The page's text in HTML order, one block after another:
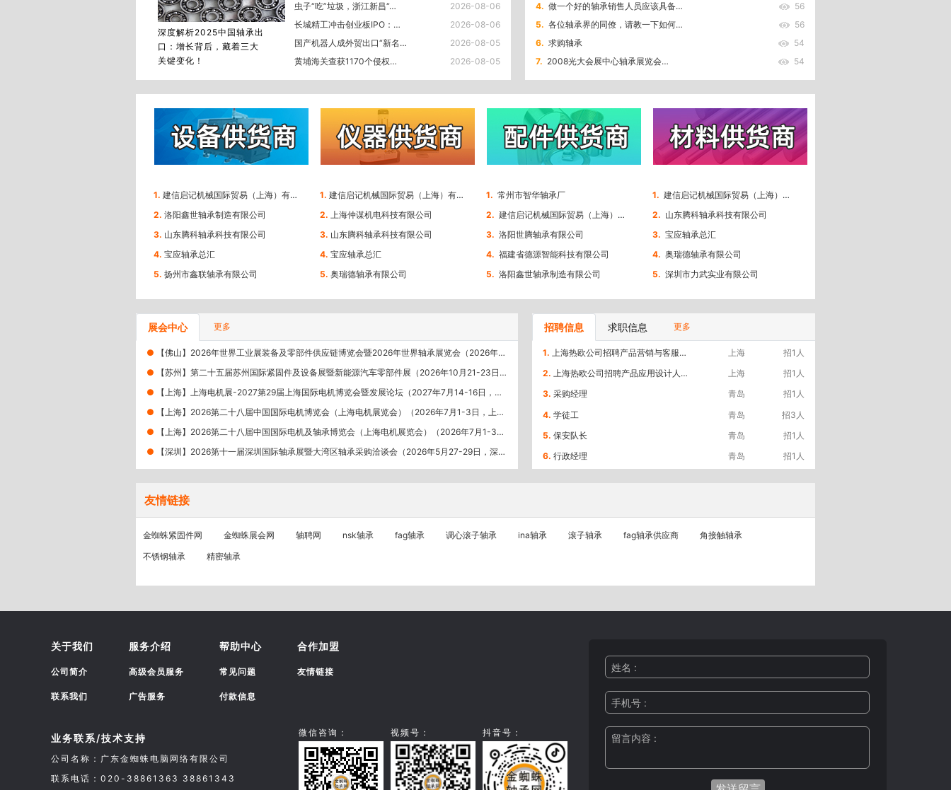
深度解析2025中国轴承出
口：增长背后，藏着三大
关键变化！
虫子“吃”垃圾，浙江新昌“…
2026-08-06
长城精工冲击创业板IPO：…
2026-08-06
国产机器人成外贸出口“新名…
2026-08-05
黄埔海关查获1170个侵权…
2026-08-05
4. 做一个好的轴承销售人员应该具备…
56
5. 各位轴承界的同僚，请教一下如何…
56
6. 求购轴承
54
7. 2008光大会展中心轴承展览会… 54
1. 建信启记机械国际贸易（上海）有限公司
2. 洛阳鑫世轴承制造有限公司
3. 山东腾科轴承科技有限公司
4. 宝应轴承总汇
5. 扬州市鑫联轴承有限公司
1. 建信启记机械国际贸易（上海）有限公司
2. 上海仲谋机电科技有限公司
3. 山东腾科轴承科技有限公司
4. 宝应轴承总汇
5. 奥瑞德轴承有限公司
1. 常州市智华轴承厂
2. 建信启记机械国际贸易（上海）有限公司
3. 洛阳世腾轴承有限公司
4. 福建省德源智能科技有限公司
5. 洛阳鑫世轴承制造有限公司
1. 建信启记机械国际贸易（上海）有限公司
2. 山东腾科轴承科技有限公司
3. 宝应轴承总汇
4. 奥瑞德轴承有限公司
5. 深圳市力武实业有限公司
展会中心 更多
●
【佛山】2026年世界工业展装备及零部件供应链博览会暨2026年世界轴承展览会（2026年10月15…
●
【苏州】第二十五届苏州国际紧固件及设备展暨新能源汽车零部件展（2026年10月21-23日，苏州国际…
●
【上海】上海电机展-2027第29届上海国际电机博览会暨发展论坛（2027年7月14-16日，上海新…
●
【上海】2026第二十八届中国国际电机博览会（上海电机展览会）（2026年7月1-3日，上海新国际博…
●
【上海】2026第二十八届中国国际电机及轴承博览会（上海电机展览会）（2026年7月1-3日，上海新…
●
【深圳】2026第十一届深圳国际轴承展暨大湾区轴承采购洽谈会（2026年5月27-29日，深圳国际会…
招聘信息 求职信息 更多
1. 上海热欧公司招聘产品营销与客服人员【上海】 上海
招1人
2.
上海热欧公司招聘产品应用设计人员【上海】 上海
招1人
3. 采购经理 青岛
招1人
4. 学徒工 青岛
招3人
5. 保安队长 青岛
招1人
6. 行政经理 青岛 招1人
友情链接
金蜘蛛紧固件网 金蜘蛛展会网 轴聘网 nsk轴承 fag轴承 调心滚子轴承 ina轴承 滚子轴承 fag轴承供应商
角接触轴承
不锈钢轴承
精密轴承
关于我们
公司简介
联系我们
服务介绍
高级会员服务
广告服务
帮助中心
常见问题
付款信息
合作加盟
友情链接
业务联系/技术支持
公司名称：广东金蜘蛛电脑网络有限公司
联系电话：020-38861363 38861343
微信咨询： 视频号： 抖音号：
姓名 :
手机号 :
留言内容 :